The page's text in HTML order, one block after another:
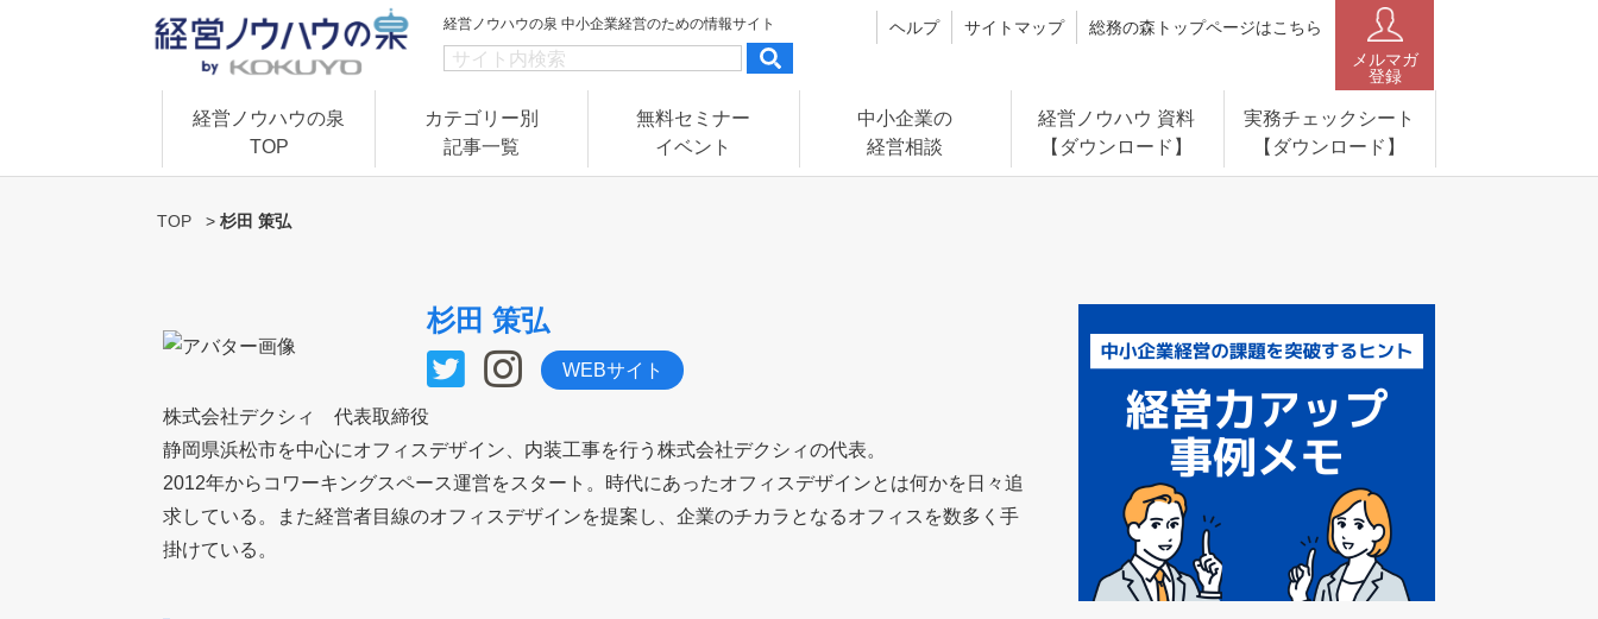
経営ノウハウの泉 中小企業経営のための情報サイト ヘルプ サイトマップ
総務の森トップページはこちら
メルマガ
登録
経営ノウハウの泉
TOP
カテゴリー別
記事一覧
無料セミナー
イベント
中小企業の
経営相談
経営ノウハウ 資料
【ダウンロード】
実務チェックシート
【ダウンロード】
TOP > 杉田 策弘
杉田 策弘
WEBサイト
株式会社デクシィ 代表取締役
静岡県浜松市を中心にオフィスデザイン、内装工事を行う株式会社デクシィの代表。
2012年からコワーキングスペース運営をスタート。時代にあったオフィスデザインとは何かを日々追
求している。また経営者目線のオフィスデザインを提案し、企業のチカラとなるオフィスを数多く手
掛けている。